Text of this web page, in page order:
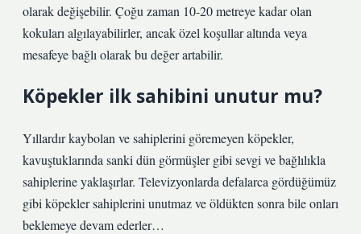
olarak değişebilir. Çoğu zaman 10-20 metreye kadar olan
kokuları algılayabilirler, ancak özel koşullar altında veya
mesafeye bağlı olarak bu değer artabilir.
Köpekler ilk sahibini unutur mu?
Yıllardır kaybolan ve sahiplerini göremeyen köpekler,
kavuştuklarında sanki dün görmüşler gibi sevgi ve bağlılıkla
sahiplerine yaklaşırlar. Televizyonlarda defalarca gördüğümüz
gibi köpekler sahiplerini unutmaz ve öldükten sonra bile onları
beklemeye devam ederler…